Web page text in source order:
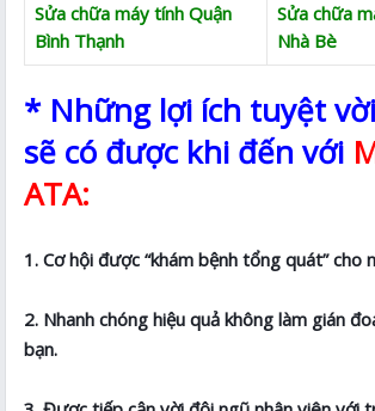
Sửa chữa máy tính Quận
Bình Thạnh
Sửa chữa
Nhà Bè
* Những lợi ích tuyệt
sẽ có được khi đến với
ATA:
1. Cơ hội được “khám bệnh tổng quát” cho
2. Nhanh chóng hiệu quả không làm gián
bạn.